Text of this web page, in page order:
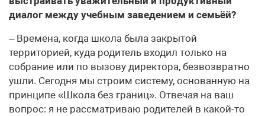
диалог между учебным заведением и семьёй?
– Времена, когда школа была закрытой
территорией, куда родитель входил только на
собрание или по вызову директора, безвозвратно
ушли. Сегодня мы строим систему, основанную на
принципе «Школа без границ». Отвечая на ваш
вопрос: я не рассматриваю родителей в какой-то